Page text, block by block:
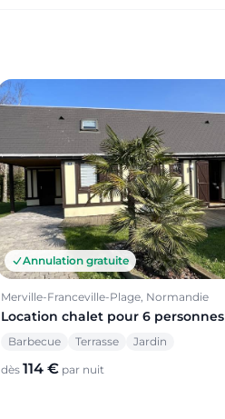
Annulation gratuite
Merville-Franceville-Plage, Normandie
Location chalet pour 6 personnes
Barbecue Terrasse Jardin
dès 114 € par nuit